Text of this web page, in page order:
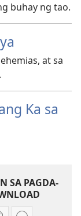
buhay ng tao.
at sa
Ka sa
SA PAGDA-